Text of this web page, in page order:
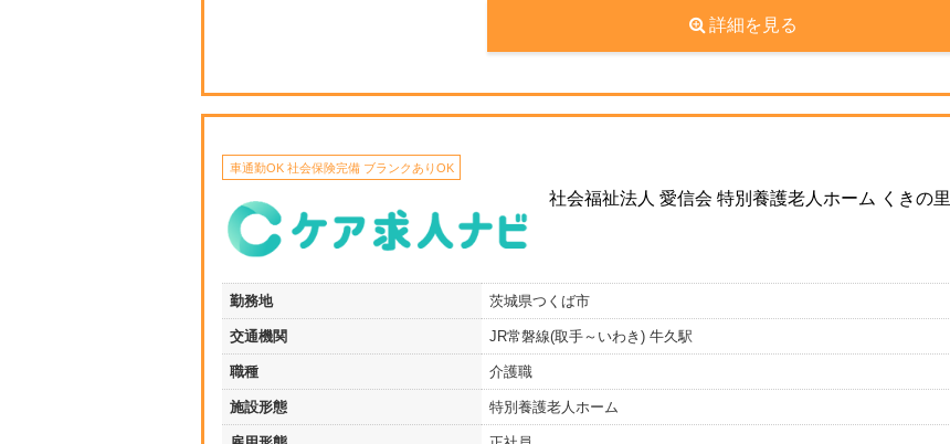
詳細を見る
車通勤OK 社会保険完備 ブランクありOK
社会福祉法人 愛信会 特別養護老人ホーム くきの里
勤務地 茨城県つくば市
交通機関 JR常磐線(取手～いわき) 牛久駅
職種 介護職
施設形態 特別養護老人ホーム